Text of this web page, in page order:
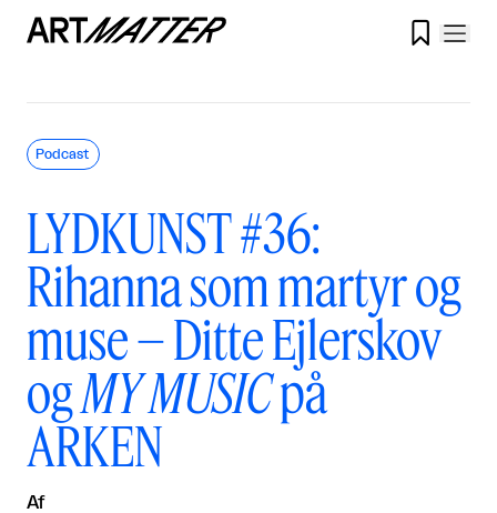

LYDKUNST #36:
Rihanna som martyr og
muse – Ditte Ejlerskov
ogMY MUSICpå
ARKEN
Af
Podcast